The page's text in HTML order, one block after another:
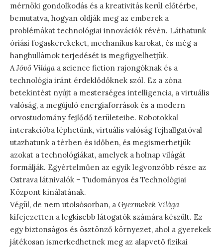
mérnöki gondolkodás és a kreativitás kerül előtérbe,
bemutatva, hogyan oldják meg az emberek a
problémákat technológiai innovációk révén. Láthatunk
óriási fogaskerekeket, mechanikus karokat, és még a
hanghullámok terjedését is megfigyelhetjük.
AJövő Világa a science fiction rajongóknak és a
technológia iránt érdeklődőknek szól. Ez a zóna
betekintést nyújt a mesterséges intelligencia, a virtuális
valóság, a megújuló energiaforrások és a modern
orvostudomány fejlődő területeibe. Robotokkal
interakcióba léphetünk, virtuális valóság fejhallgatóval
utazhatunk a térben és időben, és megismerhetjük
azokat a technológiákat, amelyek a holnap világát
formálják. Egyértelműen az egyik legvonzóbb része az
Ostrava látnivalók – Tudományos és Technológiai
Központ kínálatának.
Végül, de nem utolsósorban, a Gyermekek Világa
kifejezetten a legkisebb látogatók számára készült. Ez
egy biztonságos és ösztönző környezet, ahol a gyerekek
játékosan ismerkedhetnek meg az alapvető fizikai